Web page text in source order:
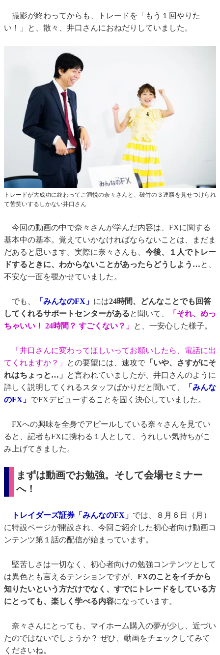
撮影が終わってからも、トレードを「もう１回やりた
い！」と、散々、井口さんにおねだりしていました。
トレードが大成功に終わってご満悦の奈々さんと、破竹の３連勝を見せつけられ
て苦笑いするしかない井口さん
今回の動画の中で奈々さんが学んだ内容は、FXに関する
基本中の基本。覚えていかなければならないことは、まだま
だあると思います。実際に奈々さんも、 今後、１人でトレー
ドするときに、わからないことがあったらどうしよう…と、
不安な一面を覗かせていました。
でも、 「みんなのFX」 には24時間、どんなことでも回答
してくれるサポートセンターがあると聞いて、
「それ、めっ
ちゃいい！ 24時間？ すごくない？」 と、一安心した様子。
「井口さんに変わってほしいってお願いしたら、電話に出
てくれますか？」
との要望には、速攻で 「いや、さすがにそ
れはちょっと…」
と言われていましたが、井口さんのように
詳しく説明してくれるスタッフばかりだと聞いて、
「みんな
のFX」 でFXデビューすることを固く決心していました。
FXへの興味を全身でアピールしている奈々さんを見てい
ると、記者もFXに携わる１人として、うれしい気持ちがこ
み上げてきました。
まずは動画でお勉強。そして会場セミナー
へ！
トレイダーズ証券「みんなのFX」 では、８月６日（月）
に特設ページが開設され、今回ご紹介した初心者向け動画コ
ンテンツ第１話の配信が始まっています。
堅苦しさは一切なく、初心者向けの勉強コンテンツとして
は異色とも言えるテンションですが、 FXのことをイチから
知りたいという方だけでなく、すでにトレードをしている方
にとっても、楽しく学べる内容になっています。
奈々さんにとっても、マイホーム購入の夢が少し、近づい
たのではないでしょうか？ ぜひ、動画をチェックしてみて
くださいね。